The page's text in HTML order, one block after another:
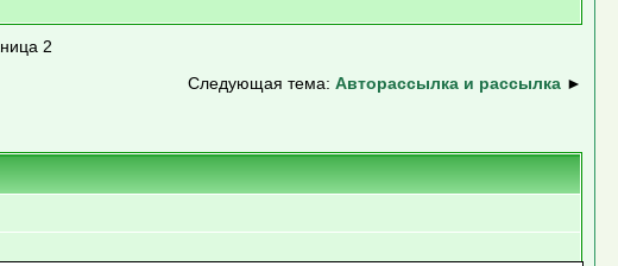
2
Следующая тема: Авторассылка и рассылка►